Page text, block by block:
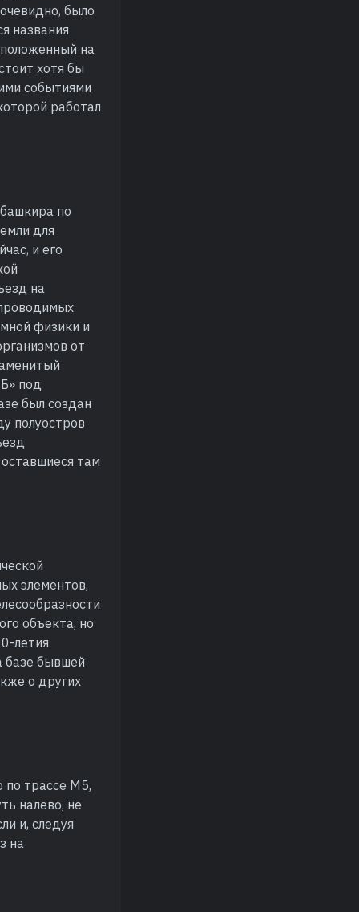
было
названия
на
хотя бы
событиями
работал
по
для
и его
на
физики и
от
под
был создан
полуостров
там
элементов,
объекта, но
летия
базе бывшей
о других
по трассе М5,
налево, не
и, следуя
на